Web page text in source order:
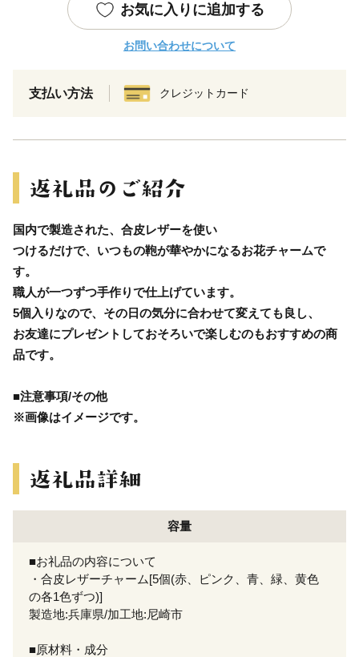
お気に入りに追加する
お問い合わせについて
支払い方法 クレジットカード
国内で製造された、合皮レザーを使い
つけるだけで、いつもの鞄が華やかになるお花チャームで
す。
職人が一つずつ手作りで仕上げています。
5個入りなので、その日の気分に合わせて変えても良し、
お友達にプレゼントしておそろいで楽しむのもおすすめの商
品です。
■注意事項/その他
※画像はイメージです。
容量
■お礼品の内容について
・合皮レザーチャーム[5個(赤、ピンク、青、緑、黄色
の各1色ずつ)]
製造地:兵庫県/加工地:尼崎市
■原材料・成分